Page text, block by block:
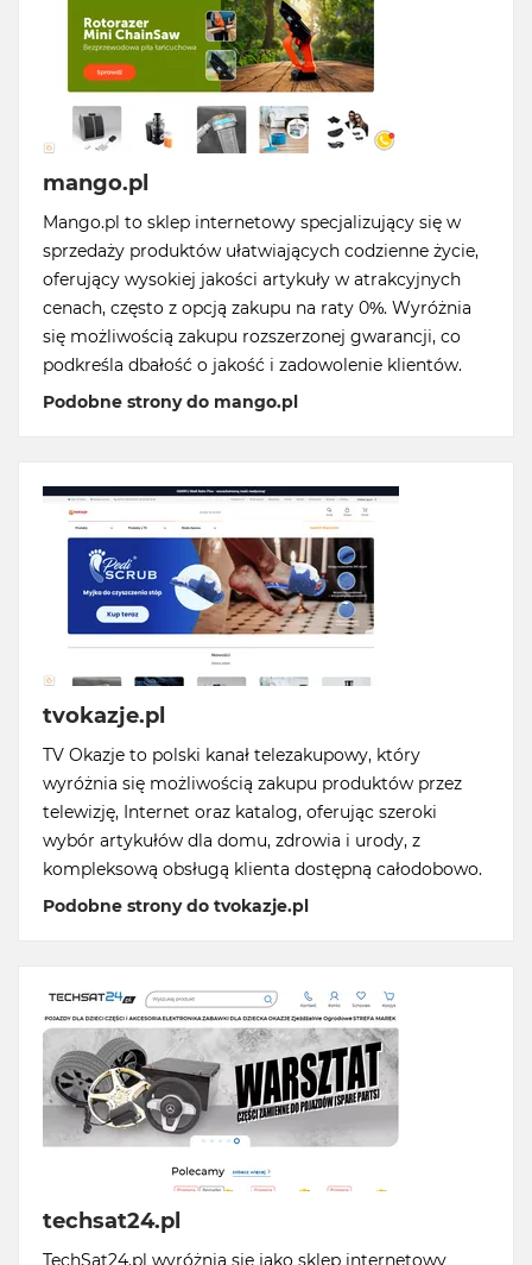
mango.pl
Mango.pl to sklep internetowy specjalizujący się w
sprzedaży produktów ułatwiających codzienne życie,
oferujący wysokiej jakości artykuły w atrakcyjnych
cenach, często z opcją zakupu na raty 0%. Wyróżnia
się możliwością zakupu rozszerzonej gwarancji, co
podkreśla dbałość o jakość i zadowolenie klientów.
Podobne strony do mango.pl
tvokazje.pl
TV Okazje to polski kanał telezakupowy, który
wyróżnia się możliwością zakupu produktów przez
telewizję, Internet oraz katalog, oferując szeroki
wybór artykułów dla domu, zdrowia i urody, z
kompleksową obsługą klienta dostępną całodobowo.
Podobne strony do tvokazje.pl
techsat24.pl
TechSat24.pl wyróżnia się jako sklep internetowy